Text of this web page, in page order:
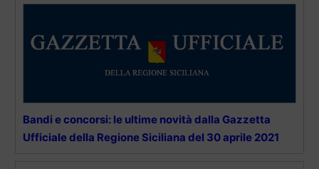
Bandi e concorsi: le ultime novità dalla Gazzetta
Ufficiale della Regione Siciliana del 30 aprile 2021